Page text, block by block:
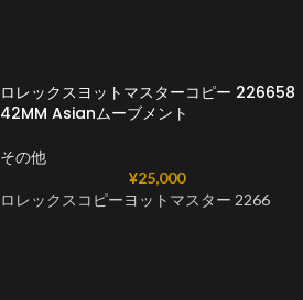
ロレックスヨットマスターコピー 226658
42MM Asianムーブメント
その他
¥25,000
ロレックスコピーヨットマスター 2266